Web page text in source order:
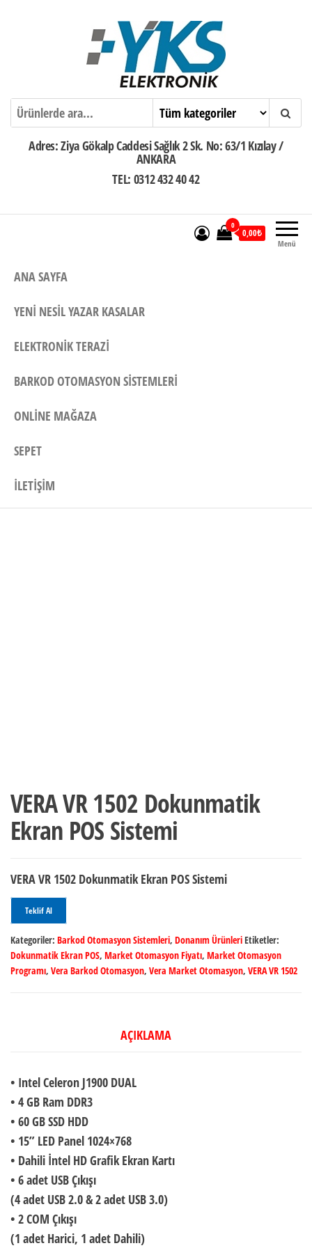
Ankara Yazar Kasa POS Servisi
Adres: Ziya Gökalp Caddesi Sağlık 2 Sk. No: 63/1 Kızılay /
ANKARA
TEL: 0312 432 40 42
Menü
0
0,00₺
ANA SAYFA
YENI NESIL YAZAR KASALAR
ELEKTRONIK TERAZI
BARKOD OTOMASYON SISTEMLERI
ONLINE MAĞAZA
SEPET
İLETIŞIM
VERA VR 1502 Dokunmatik
Ekran POS Sistemi
VERA VR 1502 Dokunmatik Ekran POS Sistemi
Teklif Al
Kategoriler: Barkod Otomasyon Sistemleri, Donanım ÜrünleriEtiketler:
Dokunmatik Ekran POS, Market Otomasyon Fiyatı, Market Otomasyon
Programı, Vera Barkod Otomasyon, Vera Market Otomasyon, VERA VR 1502
AÇIKLAMA
• Intel Celeron J1900 DUAL
• 4 GB Ram DDR3
• 60 GB SSD HDD
• 15” LED Panel 1024×768
• Dahili İntel HD Grafik Ekran Kartı
• 6 adet USB Çıkışı
(4 adet USB 2.0 & 2 adet USB 3.0)
• 2 COM Çıkışı
(1 adet Harici, 1 adet Dahili)